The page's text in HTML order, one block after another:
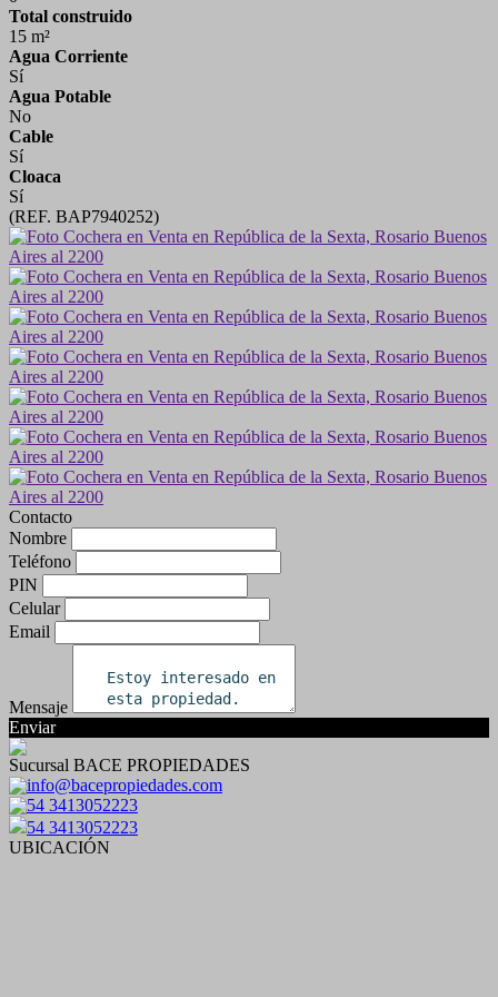
Total construido
15 m²
Agua Corriente
Sí
Agua Potable
No
Cable
Sí
Cloaca
Sí
(REF. BAP7940252)
Contacto
Nombre
Teléfono
PIN
Celular
Email
Mensaje
Enviar
Sucursal BACE PROPIEDADES
info@bacepropiedades.com
54 3413052223
54 3413052223
UBICACIÓN